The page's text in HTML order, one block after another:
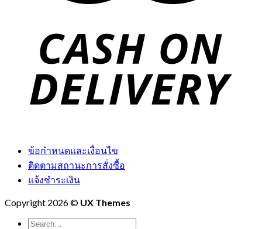
ข้อกำหนดและเงื่อนไข
ติดตามสถานะการสั่งซื้อ
แจ้งชำระเงิน
Copyright 2026 © UX Themes
Search